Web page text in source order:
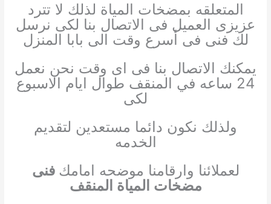
المتعلقه بمضخات المياة لذلك لا تترد
عزيزى العميل فى الاتصال بنا لكى نرسل
لك فنى فى أسرع وقت الى بابا المنزل
يمكنك الاتصال بنا فى اى وقت نحن نعمل
24 ساعه في المنقف طوال ايام الاسبوع
لكى
ولذلك نكون دائما مستعدين لتقديم
الخدمه
لعملائنا وارقامنا موضحه امامك فنى
مضخات المياة المنقف